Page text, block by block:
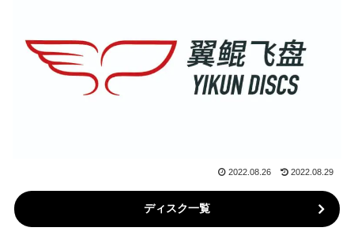
2022.08.26 2022.08.29
ディスク一覧